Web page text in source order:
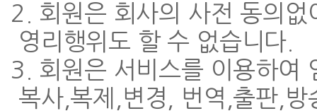
2. 회원은 회사의 사전 동의
영리행위도 할 수 없습니다.
3. 회원은 서비스를 이용하여
복사,복제,변경, 번역,출판,